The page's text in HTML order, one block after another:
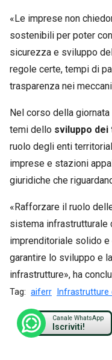
«Le imprese non
sostenibili per poter
sicurezza e sviluppo
regole certe, tempi di
trasparenza nei
Nel corso della
temi dello sviluppo
ruolo degli enti
imprese e stazioni
giuridiche che
«Rafforzare il ruolo
sistema infrastrutturale
imprenditoriale solido
garantire lo sviluppo e
infrastrutture», ha
Tag: aiferr Infrastrutture
Canale WhatsApp
Iscriviti!